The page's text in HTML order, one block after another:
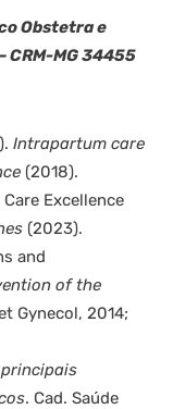
Obstetra e
MG 34455
Intrapartum care
(2018).
Excellence
(2023).
and
of the
Gynecol, 2014;
. Cad. Saúde